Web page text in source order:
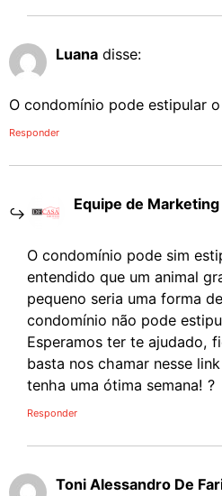
Luana disse:
O condomínio pode estipular
Responder
Equipe de Marketing
O condomínio pode sim
entendido que um animal
pequeno seria uma forma
condomínio não pode
Esperamos ter te ajudado,
basta nos chamar nesse link
tenha uma ótima semana! ?
Responder
Toni Alessandro De